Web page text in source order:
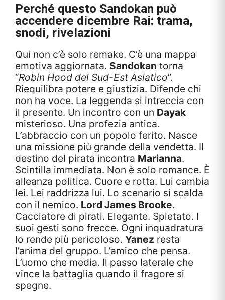
Perché questo Sandokan può
accendere dicembre Rai: trama,
snodi, rivelazioni
Qui non c’è solo remake. C’è una mappa
emotiva aggiornata. Sandokan torna
“Robin Hood del Sud-Est Asiatico”.
Riequilibra potere e giustizia. Difende chi
non ha voce. La leggenda si intreccia con
il presente. Un incontro con un Dayak
misterioso. Una profezia antica.
L’abbraccio con un popolo ferito. Nasce
una missione più grande della vendetta. Il
destino del pirata incontra Marianna.
Scintilla immediata. Non è solo romance. È
alleanza politica. Cuore e rotta. Lui cambia
lei. Lei raddrizza lui. Lo scenario si scalda
con il nemico. Lord James Brooke.
Cacciatore di pirati. Elegante. Spietato. I
suoi gesti sono frecce. Ogni inquadratura
lo rende più pericoloso. Yanez resta
l’anima del gruppo. L’amico che pensa.
L’uomo che media. Il passo laterale che
vince la battaglia quando il fragore si
spegne.